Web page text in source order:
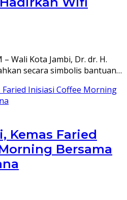
– Wali Kota Jambi, Dr. dr. H.
secara simbolis bantuan…
Kemas Faried
Bersama